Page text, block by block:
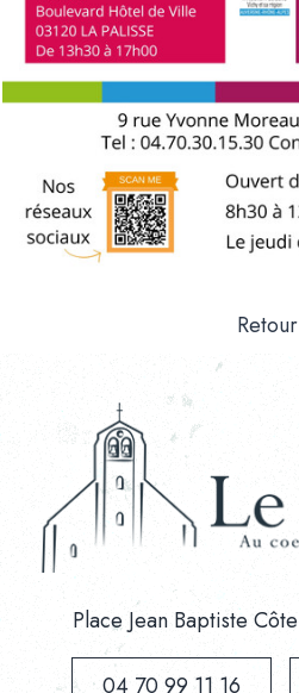
Retour
Place Jean Baptiste Côte
04 70 99 11 16